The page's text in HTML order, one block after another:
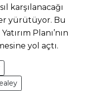
karşılanacağı
yürütüyor. Bu
Planı’nın
yol açtı.